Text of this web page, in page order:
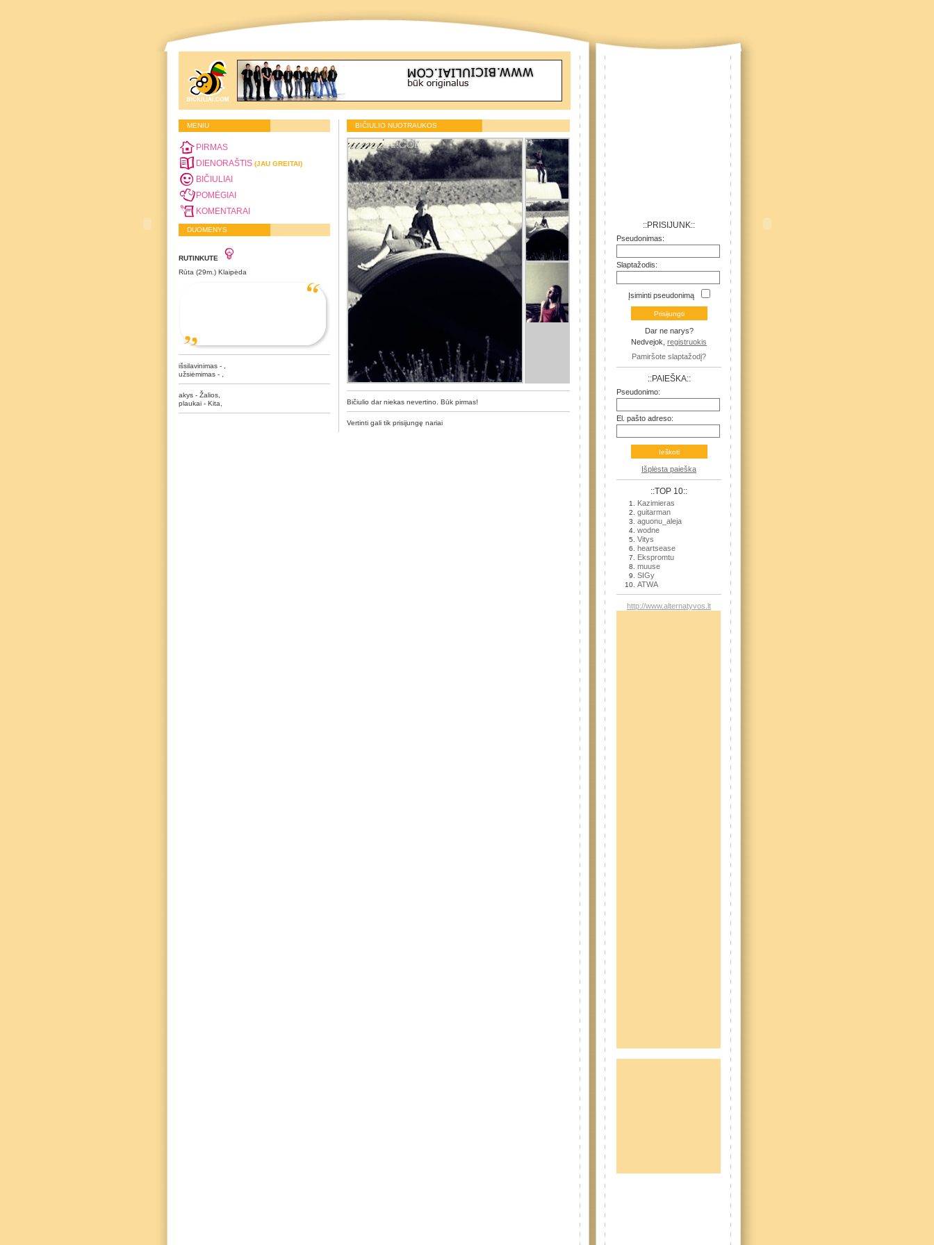
::PRISIJUNK::
Pseudonimas:
Slaptažodis:
Įsiminti pseudonimą
Dar ne narys?
Nedvejok, registruokis
Pamiršote slaptažodį?
::PAIEŠKA::
Pseudonimo:
El. pašto adreso:
Išplėsta paieška
::TOP 10::
Kazimieras
guitarman
aguonu_aleja
wodne
Vitys
heartsease
Ekspromtu
muuse
SIGy
ATWA
http://www.alternatyvos.lt
MENIU
PIRMAS
DIENORAŠTIS (JAU GREITAI)
BIČIULIAI
POMĖGIAI
KOMENTARAI
DUOMENYS
RUTINKUTE
Rūta (29m.) Klaipėda
išsilavinimas - ,
užsiėmimas - ,
akys - Žalios,
plaukai - Kita,
BIČIULIO NUOTRAUKOS
Bičiulio dar niekas nevertino. Būk pirmas!
Vertinti gali tik prisijungę nariai